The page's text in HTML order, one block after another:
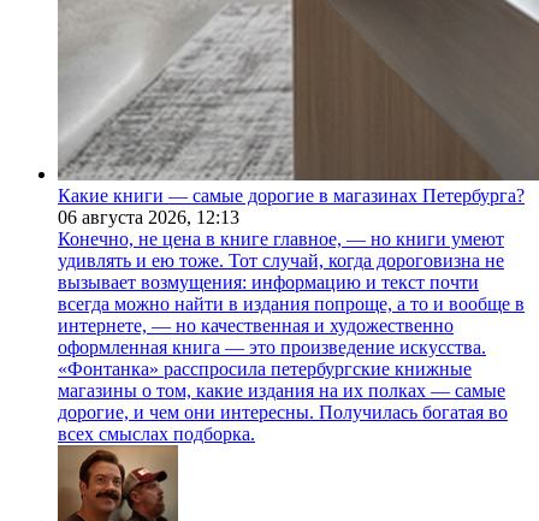
Какие книги — самые дорогие в магазинах Петербурга?
06 августа 2026, 12:13
Конечно, не цена в книге главное, — но книги умеют
удивлять и ею тоже. Тот случай, когда дороговизна не
вызывает возмущения: информацию и текст почти
всегда можно найти в издания попроще, а то и вообще в
интернете, — но качественная и художественно
оформленная книга — это произведение искусства.
«Фонтанка» расспросила петербургские книжные
магазины о том, какие издания на их полках — самые
дорогие, и чем они интересны. Получилась богатая во
всех смыслах подборка.